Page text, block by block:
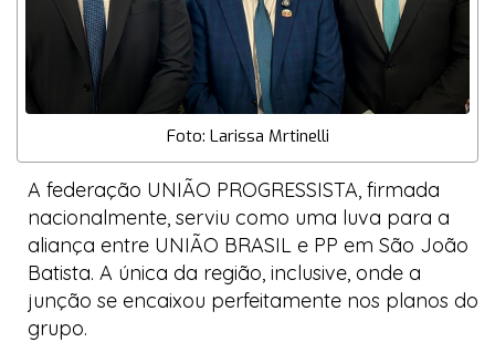
Foto: Larissa Mrtinelli
A federação UNIÃO PROGRESSISTA, firmada
nacionalmente, serviu como uma luva para a
aliança entre UNIÃO BRASIL e PP em São João
Batista. A única da região, inclusive, onde a
junção se encaixou perfeitamente nos planos do
grupo.